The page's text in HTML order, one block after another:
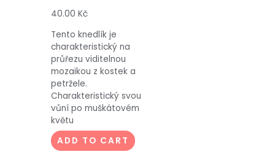
40.00 Kč
Tento knedlík je
charakteristický na
průřezu viditelnou
mozaikou z kostek a
petržele.
Charakteristický svou
vůní po muškátovém
květu
ADD TO CART